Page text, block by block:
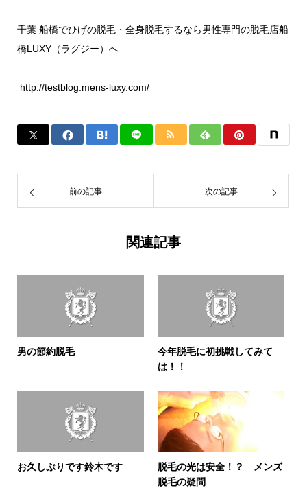
千葉 船橋でひげの脱毛・全身脱毛するなら男性専門の脱毛店船
橋LUXY（ラグジー）へ
http://testblog.mens-luxy.com/
前の記事 次の記事
関連記事
男の節約脱毛
今年脱毛に初挑戦してみて
は！！
お久しぶりです鈴木です
脱毛の光は安全！？ メンズ
脱毛の疑問